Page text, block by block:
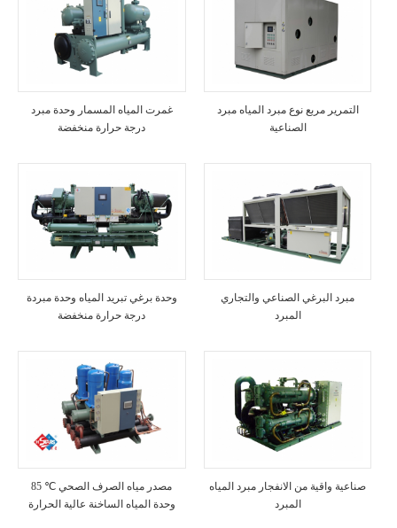
غمرت المياه المسمار وحدة مبرد
درجة حرارة منخفضة
التمرير مربع نوع مبرد المياه مبرد
الصناعية
وحدة برغي تبريد المياه وحدة مبردة
درجة حرارة منخفضة
مبرد البرغي الصناعي والتجاري
المبرد
85 ℃ مصدر مياه الصرف الصحي
وحدة المياه الساخنة عالية الحرارة
صناعية واقية من الانفجار مبرد المياه
المبرد